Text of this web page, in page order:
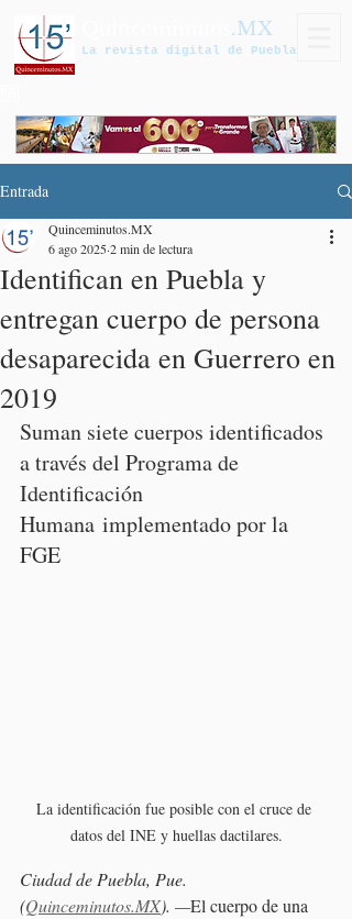
.MX
La revista digital de Puebla
Entrada
Identifican en Puebla y
entregan cuerpo de persona
desaparecida en Guerrero en
2019
Quinceminutos.MX
6 ago 20252 min de lectura
Suman siete cuerpos identificados
a través del Programa de
Identificación
Humana implementado por la
FGE
La identificación fue posible con el cruce de
datos del INE y huellas dactilares.
Ciudad de Puebla, Pue.
(Quinceminutos.MX). —El cuerpo de una